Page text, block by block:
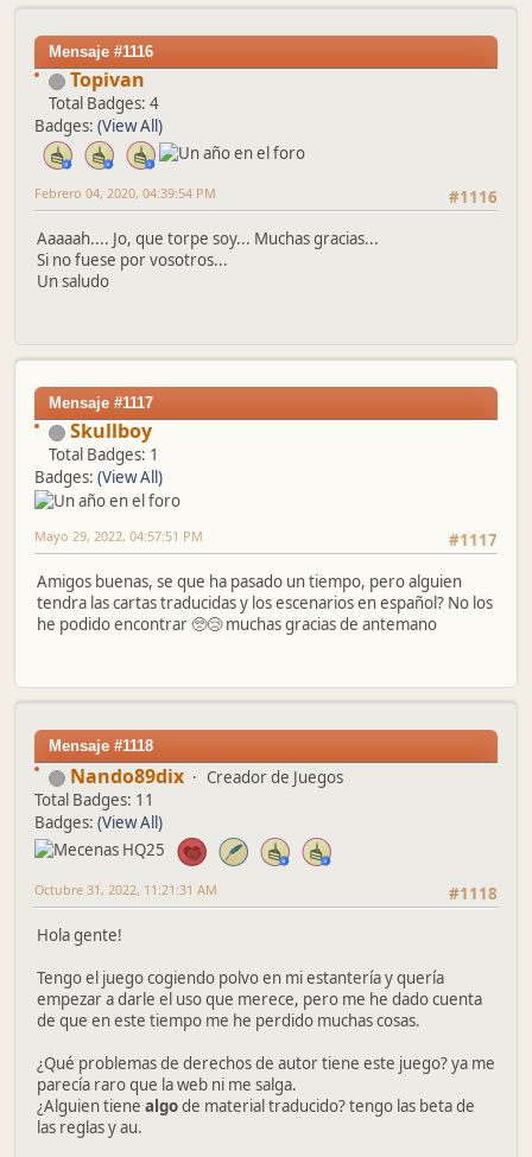
Mensaje #1116
Topivan
Total Badges: 4
Badges: (View All)
#1116
Febrero 04, 2020, 04:39:54 PM
Aaaaah.... Jo, que torpe soy... Muchas gracias...
Si no fuese por vosotros...
Un saludo
Mensaje #1117
Skullboy
Total Badges: 1
Badges: (View All)
#1117
Mayo 29, 2022, 04:57:51 PM
Amigos buenas, se que ha pasado un tiempo, pero alguien
tendra las cartas traducidas y los escenarios en español? No los
he podido encontrar 🥺😢 muchas gracias de antemano
Mensaje #1118
Nando89dix
Creador de Juegos
Total Badges: 11
Badges: (View All)
#1118
Octubre 31, 2022, 11:21:31 AM
Hola gente!
Tengo el juego cogiendo polvo en mi estantería y quería
empezar a darle el uso que merece, pero me he dado cuenta
de que en este tiempo me he perdido muchas cosas.
¿Qué problemas de derechos de autor tiene este juego? ya me
parecía raro que la web ni me salga.
¿Alguien tiene algode material traducido? tengo las beta de
las reglas y au.